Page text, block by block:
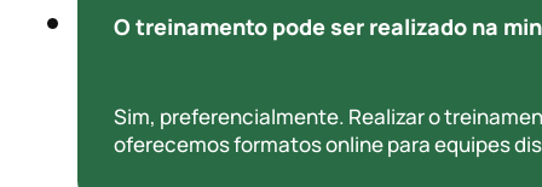
O treinamento pode ser realizado na
Sim, preferencialmente. Realizar o
oferecemos formatos online para equipes